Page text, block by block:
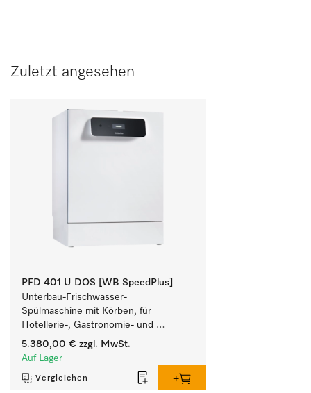
Zuletzt angesehen
PFD 401 U DOS [WB SpeedPlus]
Unterbau-Frischwasser-
Spülmaschine mit Körben, für
Hotellerie-, Gastronomie- und
Cateringbetriebe.
5.380,00 € zzgl. MwSt.
Auf Lager
Vergleichen